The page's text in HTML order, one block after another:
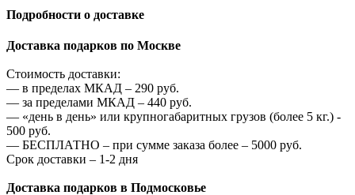
Подробности о доставке
Доставка подарков по Москве
Стоимость доставки:
— в пределах МКАД – 290 руб.
— за пределами МКАД – 440 руб.
— «день в день» или крупногабаритных грузов (более 5 кг.) -
500 руб.
— БЕСПЛАТНО – при сумме заказа более – 5000 руб.
Срок доставки – 1-2 дня
Доставка подарков в Подмосковье